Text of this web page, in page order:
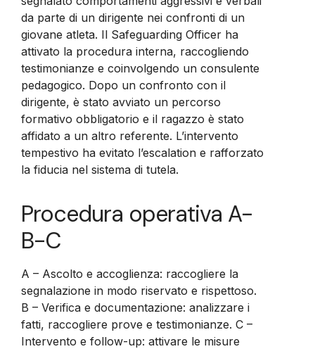
da parte di un dirigente nei confronti di un
giovane atleta. Il Safeguarding Officer ha
attivato la procedura interna, raccogliendo
testimonianze e coinvolgendo un consulente
pedagogico. Dopo un confronto con il
dirigente, è stato avviato un percorso
formativo obbligatorio e il ragazzo è stato
affidato a un altro referente. L’intervento
tempestivo ha evitato l’escalation e rafforzato
la fiducia nel sistema di tutela.
Procedura operativa A-
B-C
A – Ascolto e accoglienza: raccogliere la
segnalazione in modo riservato e rispettoso.
B – Verifica e documentazione: analizzare i
fatti, raccogliere prove e testimonianze. C –
Intervento e follow-up: attivare le misure